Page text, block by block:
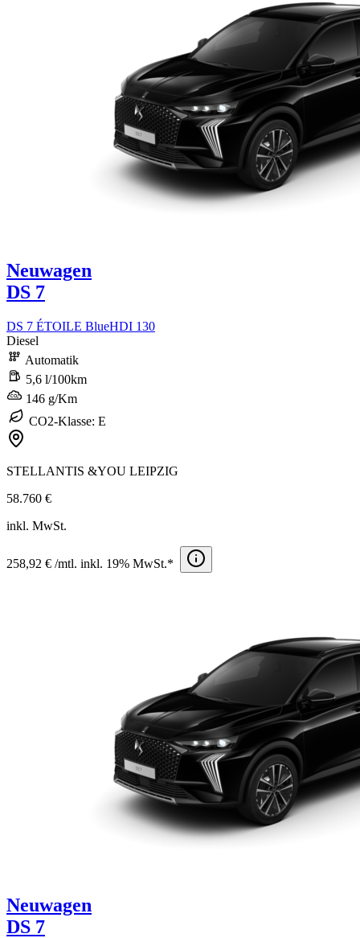
Neuwagen
DS 7
DS 7 ÉTOILE BlueHDI 130
Diesel
Automatik
5,6 l/100km
146 g/Km
CO2-Klasse: E
STELLANTIS &YOU LEIPZIG
58.760 €
inkl. MwSt.
258,92 € /mtl. inkl. 19% MwSt.*
Neuwagen
DS 7